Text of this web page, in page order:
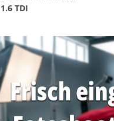
1.6 TDI